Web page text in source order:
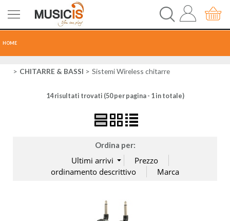
HOME
CHITARRECHITARRE & BASSI Sistemi Wireless chitarre
14 risultati trovati (50 per pagina - 1 in totale)
Ordina per: